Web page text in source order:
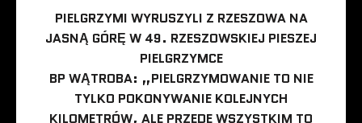
PIELGRZYMI WYRUSZYLI Z RZESZOWA NA
JASNĄ GÓRĘ W 49. RZESZOWSKIEJ PIESZEJ
PIELGRZYMCE
BP WĄTROBA: „PIELGRZYMOWANIE TO NIE
TYLKO POKONYWANIE KOLEJNYCH
KILOMETRÓW, ALE PRZEDE WSZYSTKIM TO